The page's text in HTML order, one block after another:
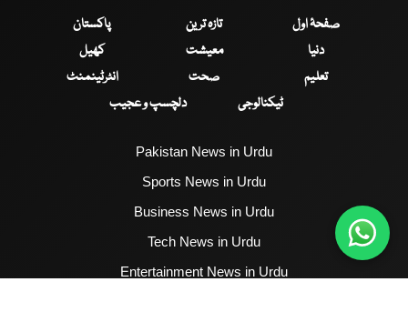
صفحۂ اول تازہ ترین
پاکستان
دنیا
معیشت
کھیل
تعلیم
صحت
انٹرٹینمنٹ
ٹیکنالوجی
دلچسپ و عجیب
Pakistan News in Urdu
Sports News in Urdu
Business News in Urdu
Tech News in Urdu
Entertainment News in Urdu